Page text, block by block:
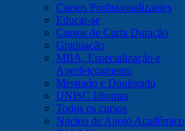
Cursos Profissionalizantes
Educar-se
Cursos de Curta Duração
Graduação
MBA, Especialização e
Aperfeiçoamento
Mestrado e Doutorado
UNISC Idiomas
Todos os cursos
Núcleo de Apoio Acadêmico